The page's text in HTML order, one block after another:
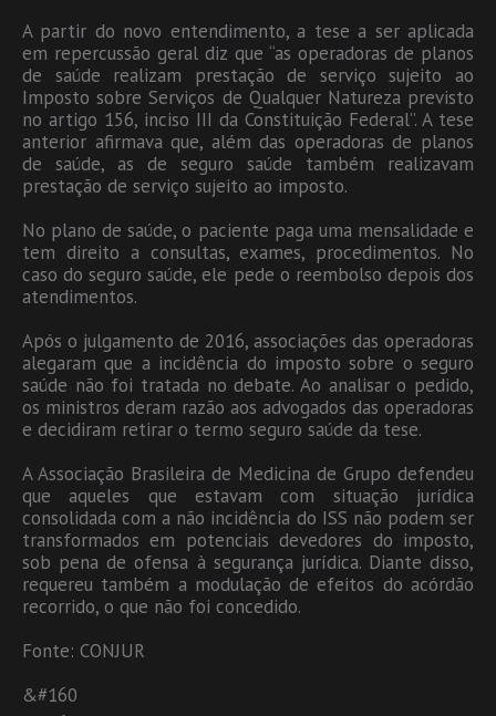
A partir do novo entendimento, a tese a ser aplicada
em repercussão geral diz que “as operadoras de planos
de saúde realizam prestação de serviço sujeito ao
Imposto sobre Serviços de Qualquer Natureza previsto
no artigo 156, inciso III da Constituição Federal”. A tese
anterior afirmava que, além das operadoras de planos
de saúde, as de seguro saúde também realizavam
prestação de serviço sujeito ao imposto.
No plano de saúde, o paciente paga uma mensalidade e
tem direito a consultas, exames, procedimentos. No
caso do seguro saúde, ele pede o reembolso depois dos
atendimentos.
Após o julgamento de 2016, associações das operadoras
alegaram que a incidência do imposto sobre o seguro
saúde não foi tratada no debate. Ao analisar o pedido,
os ministros deram razão aos advogados das operadoras
e decidiram retirar o termo seguro saúde da tese.
A Associação Brasileira de Medicina de Grupo defendeu
que aqueles que estavam com situação jurídica
consolidada com a não incidência do ISS não podem ser
transformados em potenciais devedores do imposto,
sob pena de ofensa à segurança jurídica. Diante disso,
requereu também a modulação de efeitos do acórdão
recorrido, o que não foi concedido.
Fonte: CONJUR
&#160